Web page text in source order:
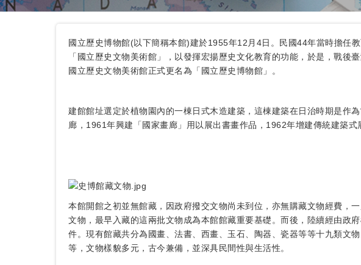
國立歷史博物館(以下簡稱本館)建於1955年12月4日。民國44年當時擔任
「國立歷史文物美術館」，以發揮宏揚歷史文化教育的功能，於是，戰
國立歷史文物美術館正式更名為「國立歷史博物館」。
建館館址選定於植物園內的一棟日式木造建築，這棟建築在日治時期是作
廊，1961年興建「國家畫廊」用以展出書畫作品，1962年增建傳統建築
本館開館之初並無館藏，因政府撥交文物尚未到位，亦無購藏文物經費，
文物，最早入藏的這兩批文物成為本館館藏重要基礎。而後，陸續經由政
件。現有館藏共分為國畫、法書、西畫、玉石、陶器、瓷器等等十九類文
等，文物樣貌多元，古今兼備，並深具民間性與生活性。